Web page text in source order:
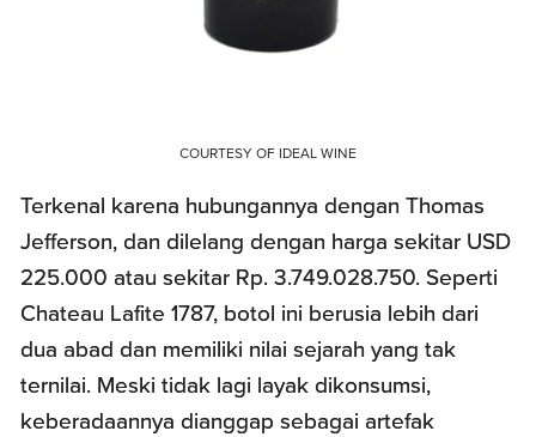
COURTESY OF IDEAL WINE
Terkenal karena hubungannya dengan Thomas
Jefferson, dan dilelang dengan harga sekitar USD
225.000 atau sekitar Rp. 3.749.028.750. Seperti
Chateau Lafite 1787, botol ini berusia lebih dari
dua abad dan memiliki nilai sejarah yang tak
ternilai. Meski tidak lagi layak dikonsumsi,
keberadaannya dianggap sebagai artefak